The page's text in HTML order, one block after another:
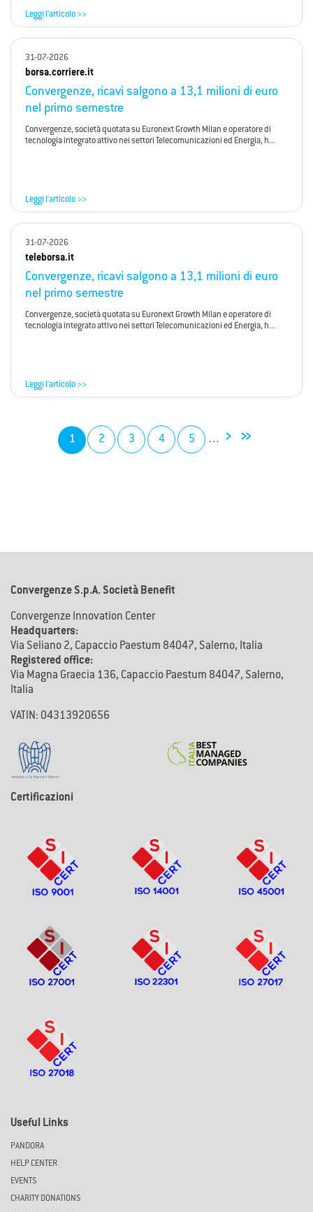
Leggi l'articolo >>
31-07-2026
borsa.corriere.it
Convergenze, ricavi salgono a 13,1 milioni di euro
nel primo semestre
Convergenze, società quotata su Euronext Growth Milan e operatore di
tecnologia integrato attivo nei settori Telecomunicazioni ed Energia, h...
Leggi l'articolo >>
31-07-2026
teleborsa.it
Convergenze, ricavi salgono a 13,1 milioni di euro
nel primo semestre
Convergenze, società quotata su Euronext Growth Milan e operatore di
tecnologia integrato attivo nei settori Telecomunicazioni ed Energia, h...
Leggi l'articolo >>
1 2 3 4 5 … › »
Convergenze S.p.A. Società Benefit
Convergenze Innovation Center
Headquarters:
Via Seliano 2, Capaccio Paestum 84047, Salerno, Italia
Registered office:
Via Magna Graecia 136, Capaccio Paestum 84047, Salerno,
Italia
VATIN: 04313920656
Certificazioni
Useful Links
PANDORA
HELP CENTER
EVENTS
CHARITY DONATIONS